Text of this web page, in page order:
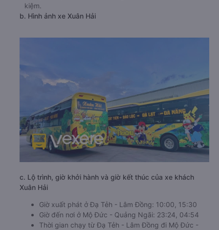
kiệm.
b. Hình ảnh xe Xuân Hải
c. Lộ trình, giờ khởi hành và giờ kết thúc của xe khách
Xuân Hải
Giờ xuất phát ở Đạ Tẻh - Lâm Đồng: 10:00, 15:30
Giờ đến nơi ở Mộ Đức - Quảng Ngãi: 23:24, 04:54
Thời gian chạy từ Đạ Tẻh - Lâm Đồng đi Mộ Đức -